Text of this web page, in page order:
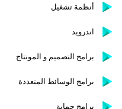
أنظمة تشغيل
اندرويد
برامج التصميم و المونتاج
برامج الوسائط المتعددة
برامج حماية